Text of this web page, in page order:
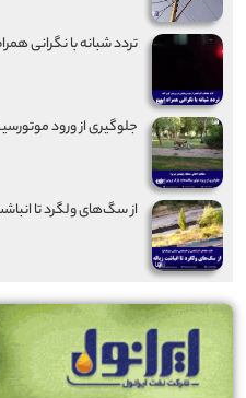
تردد شبانه با نگرانی
جلوگیری از ورود
از سگ‌های ولگرد تا